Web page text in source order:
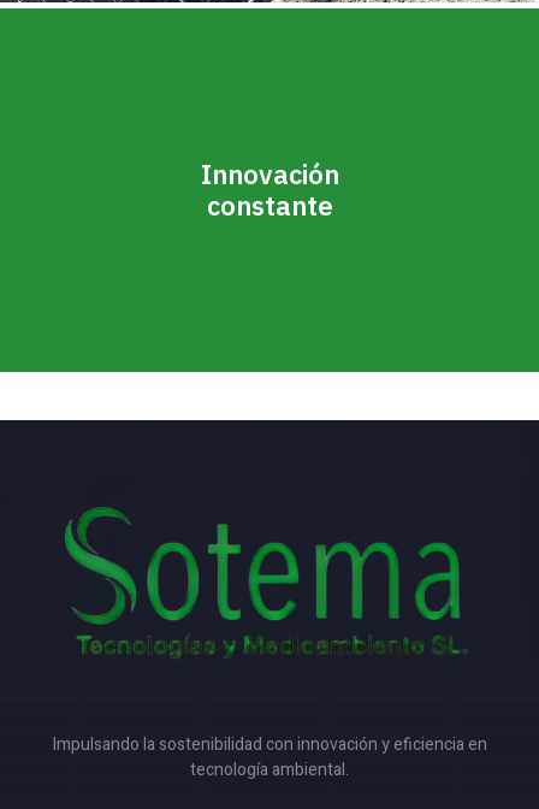
Innovación
constante
Impulsando la sostenibilidad con innovación y eficiencia en
tecnología ambiental.